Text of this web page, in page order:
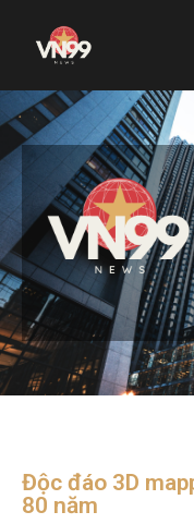
Độc đáo 3D
80 năm